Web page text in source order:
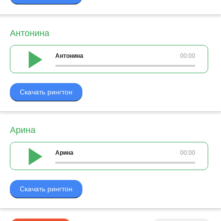
Антонина
00:00
Антонина
Скачать рингтон
Арина
00:00
Арина
Скачать рингтон